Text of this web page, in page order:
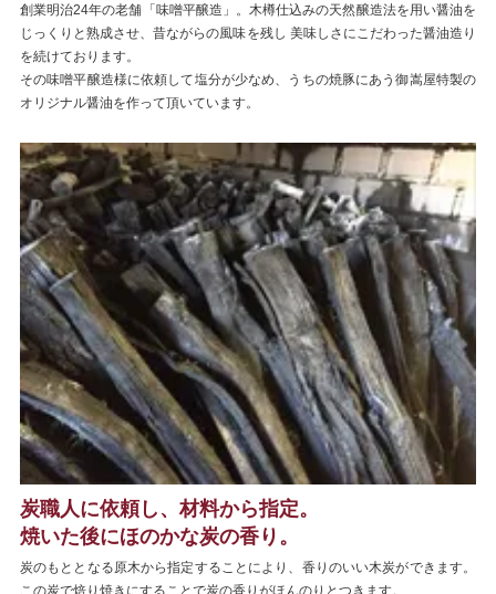
創業明治24年の老舗「味噌平醸造」。木樽仕込みの天然醸造法を用い醤油を
じっくりと熟成させ、昔ながらの風味を残し 美味しさにこだわった醤油造り
を続けております。
その味噌平醸造様に依頼して塩分が少なめ、うちの焼豚にあう御嵩屋特製の
オリジナル醤油を作って頂いています。
炭職人に依頼し、材料から指定。
焼いた後にほのかな炭の香り。
炭のもととなる原木から指定することにより、香りのいい木炭ができます。
この炭で焙り焼きにすることで炭の香りがほんのりとつきます。